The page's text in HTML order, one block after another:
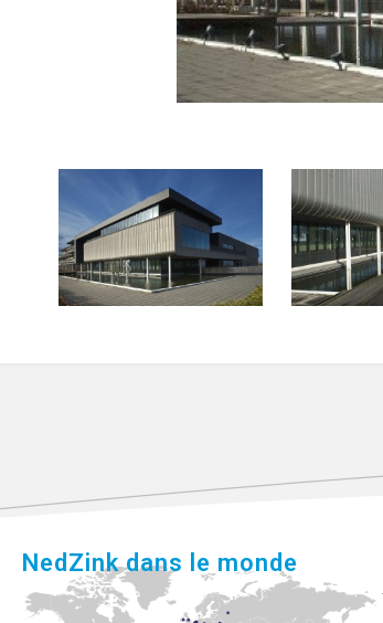
NedZink dans le monde